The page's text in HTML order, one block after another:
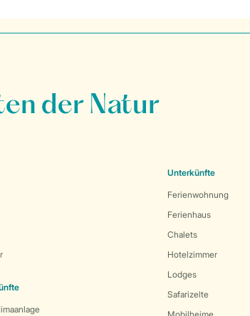
der Natur
Unterkünfte
Ferienwohnung
Ferienhaus
Chalets
Hotelzimmer
Lodges
Safarizelte